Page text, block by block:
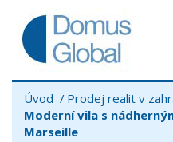
Úvod Prodej realit v
Moderní vila s
Marseille